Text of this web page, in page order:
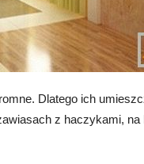
Dlatego ich
z haczykami,